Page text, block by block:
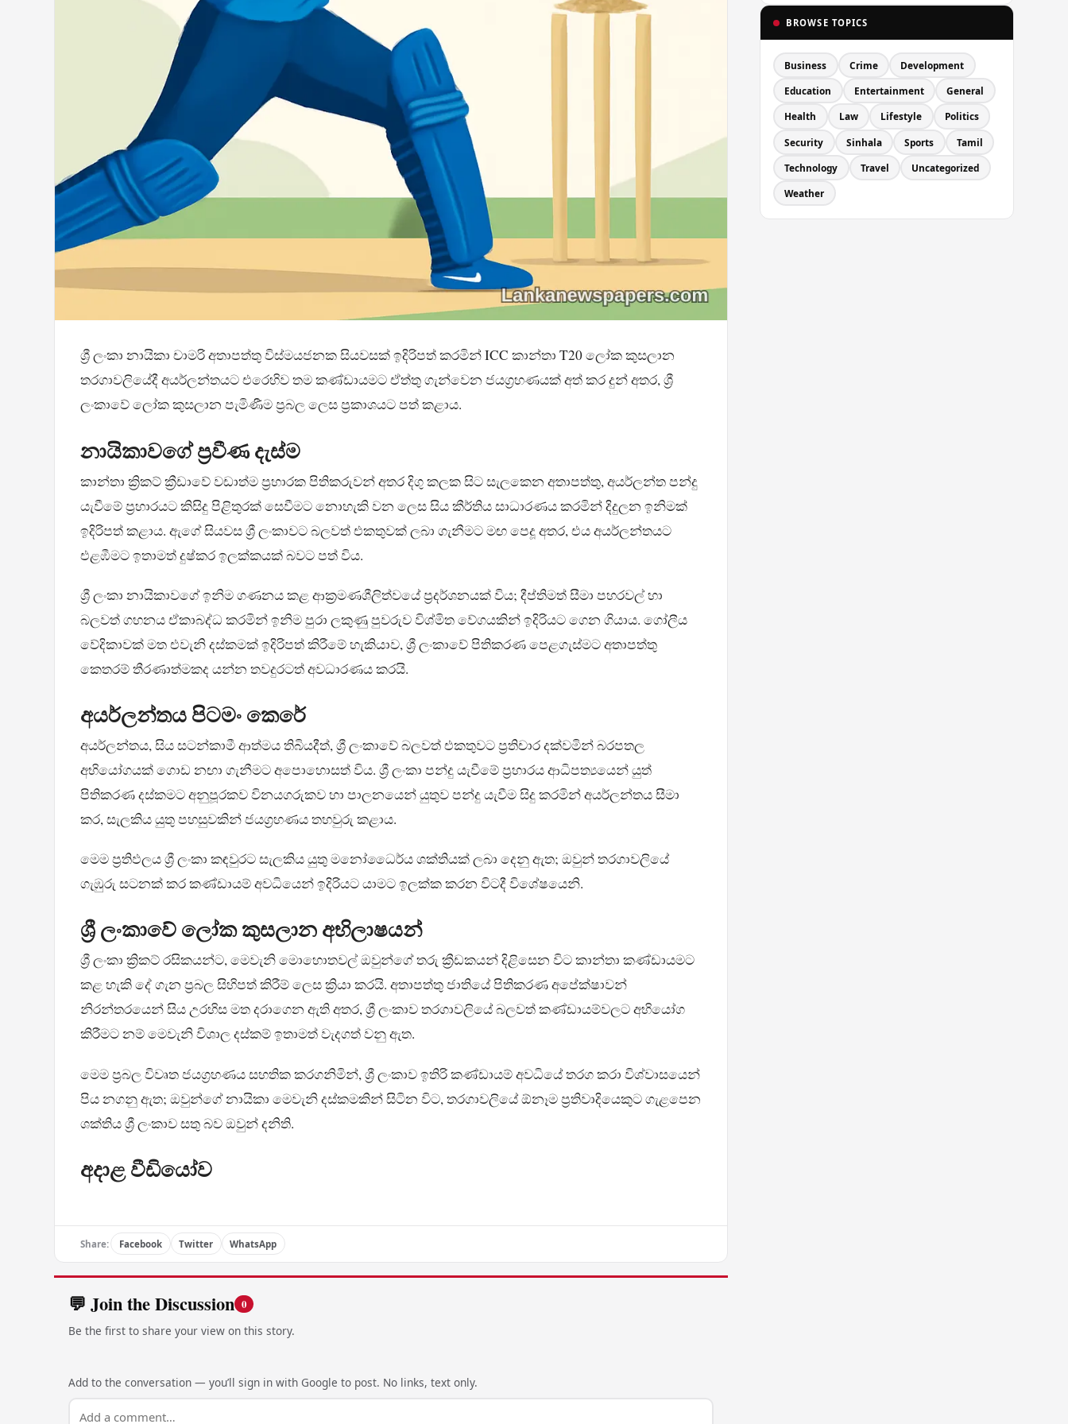
ශ්‍රී ලංකා නායිකා චාමරි අතාපත්තු විස්මයජනක සියවසක් ඉදිරිපත් කරමින් ICC කාන්තා T20 ලෝක කුසලාන
තරගාවලියේදී අයර්ලන්තයට එරෙහිව තම කණ්ඩායමට ඒත්තු ගැන්වෙන ජයග්‍රහණයක් අත් කර දුන් අතර, ශ්‍රී
ලංකාවේ ලෝක කුසලාන පැමිණීම ප්‍රබල ලෙස ප්‍රකාශයට පත් කළාය.
නායිකාවගේ ප්‍රවීණ දැස්ම
කාන්තා ක්‍රිකට් ක්‍රීඩාවේ වඩාත්ම ප්‍රහාරක පිතිකරුවන් අතර දිගු කලක සිට සැලකෙන අතාපත්තු, අයර්ලන්ත පන්දු
යැවීමේ ප්‍රහාරයට කිසිදු පිළිතුරක් සෙවීමට නොහැකි වන ලෙස සිය කීර්තිය සාධාරණය කරමින් දිදුලන ඉනිමක්
ඉදිරිපත් කළාය. ඇගේ සියවස ශ්‍රී ලංකාවට බලවත් එකතුවක් ලබා ගැනීමට මඟ පෙදූ අතර, එය අයර්ලන්තයට
එළඹීමට ඉතාමත් දුෂ්කර ඉලක්කයක් බවට පත් විය.
ශ්‍රී ලංකා නායිකාවගේ ඉනිම ගණනය කළ ආක්‍රමණශීලිත්වයේ ප්‍රදර්ශනයක් විය; දීප්තිමත් සීමා පහරවල් හා
බලවත් ගහනය ඒකාබද්ධ කරමින් ඉනිම පුරා ලකුණු පුවරුව විශ්මිත වේගයකින් ඉදිරියට ගෙන ගියාය. ගෝලීය
වේදිකාවක් මත එවැනි දස්කමක් ඉදිරිපත් කිරීමේ හැකියාව, ශ්‍රී ලංකාවේ පිතිකරණ පෙළගැස්මට අතාපත්තු
කෙතරම් තීරණාත්මකද යන්න තවදුරටත් අවධාරණය කරයි.
අයර්ලන්තය පිටමං කෙරේ
අයර්ලන්තය, සිය සටන්කාමී ආත්මය තිබියදීත්, ශ්‍රී ලංකාවේ බලවත් එකතුවට ප්‍රතිචාර දක්වමින් බරපතල
අභියෝගයක් ගොඩ නඟා ගැනීමට අපොහොසත් විය. ශ්‍රී ලංකා පන්දු යැවීමේ ප්‍රහාරය ආධිපත්‍යයෙන් යුත්
පිතිකරණ දස්කමට අනුපූරකව විනයගරුකව හා පාලනයෙන් යුතුව පන්දු යැවීම සිදු කරමින් අයර්ලන්තය සීමා
කර, සැලකිය යුතු පහසුවකින් ජයග්‍රහණය තහවුරු කළාය.
මෙම ප්‍රතිඵලය ශ්‍රී ලංකා කඳවුරට සැලකිය යුතු මනෝධෛර්ය ශක්තියක් ලබා දෙනු ඇත; ඔවුන් තරගාවලියේ
ගැඹුරු සටනක් කර කණ්ඩායම් අවධියෙන් ඉදිරියට යාමට ඉලක්ක කරන විටදී විශේෂයෙනි.
ශ්‍රී ලංකාවේ ලෝක කුසලාන අභිලාෂයන්
ශ්‍රී ලංකා ක්‍රිකට් රසිකයන්ට, මෙවැනි මොහොතවල් ඔවුන්ගේ තරු ක්‍රීඩකයන් දිළිසෙන විට කාන්තා කණ්ඩායමට
කළ හැකි දේ ගැන ප්‍රබල සිහිපත් කිරීම් ලෙස ක්‍රියා කරයි. අතාපත්තු ජාතියේ පිතිකරණ අපේක්ෂාවන්
නිරන්තරයෙන් සිය උරහිස මත දරාගෙන ඇති අතර, ශ්‍රී ලංකාව තරගාවලියේ බලවත් කණ්ඩායම්වලට අභියෝග
කිරීමට නම් මෙවැනි විශාල දස්කම් ඉතාමත් වැදගත් වනු ඇත.
මෙම ප්‍රබල විවෘත ජයග්‍රහණය සහතික කරගනිමින්, ශ්‍රී ලංකාව ඉතිරි කණ්ඩායම් අවධියේ තරග කරා විශ්වාසයෙන්
පිය නගනු ඇත; ඔවුන්ගේ නායිකා මෙවැනි දස්කමකින් සිටින විට, තරගාවලියේ ඕනෑම ප්‍රතිවාදියෙකුට ගැළපෙන
ශක්තිය ශ්‍රී ලංකාව සතු බව ඔවුන් දනිති.
අදාළ වීඩියෝව
Share: Facebook Twitter WhatsApp
💬 Join the Discussion 0
Be the first to share your view on this story.
Add to the conversation — you’ll sign in with Google to post. No links, text only.
BROWSE TOPICS
Business Crime Development
Education Entertainment General
Health Law Lifestyle Politics
Security Sinhala Sports Tamil
Technology Travel Uncategorized
Weather